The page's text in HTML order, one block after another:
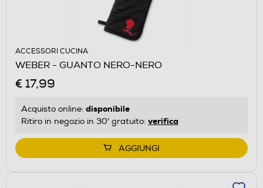
ACCESSORI CUCINA
WEBER - GUANTO NERO-NERO
€ 17,99
Acquisto online: disponibile
Ritiro in negozio in 30' gratuito: verifica
AGGIUNGI